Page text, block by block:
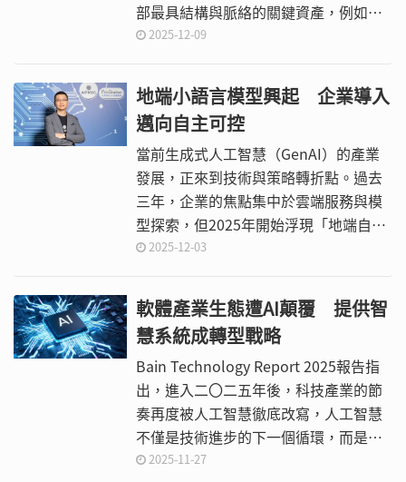
部最具結構與脈絡的關鍵資產，例如電
子郵件往來、稽核紀錄與知識文件，思
決策、合規與營運優化的引擎。
2025-12-09
地端小語言模型興起 企業導入
邁向自主可控
當前生成式人工智慧（GenAI）的產業
發展，正來到技術與策略轉折點。過去
三年，企業的焦點集中於雲端服務與模
型探索，但2025年開始浮現「地端自
主」的浪潮。全球企業不再單純仰賴雲
求能在內部環境運行的小型語言模型
（SLM）與自主開發框架，藉以掌握資
料主權、降低長期成本，同時提升應用
的掌控力與可持續性。
2025-12-03
軟體產業生態遭AI顛覆 提供智
慧系統成轉型戰略
Bain Technology Report 2025報告指
出，進入二〇二五年後，科技產業的節
奏再度被人工智慧徹底改寫，人工智慧
不僅是技術進步的下一個循環，而是全
面重建產業競爭、價值創造與商業模式
2025-11-27